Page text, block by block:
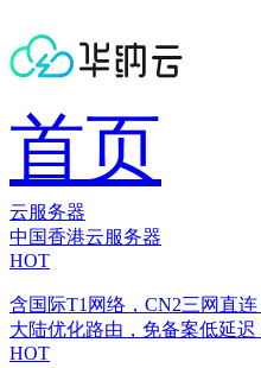
首页
云服务器
中国香港云服务器
HOT
含国际T1网络，CN2三网直连
大陆优化路由，免备案低延迟
HOT